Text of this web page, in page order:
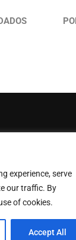
experience, serve
our traffic. By
of cookies.
Accept All
Catálogo
Política